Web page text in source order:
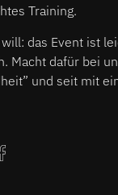
Training.
das Event ist
Macht dafür bei
und seit mit